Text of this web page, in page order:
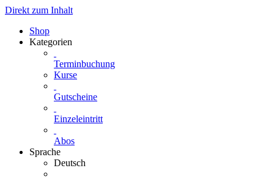
Direkt zum Inhalt
Shop
Kategorien
Terminbuchung
Kurse
Gutscheine
Einzeleintritt
Abos
Sprache
Deutsch